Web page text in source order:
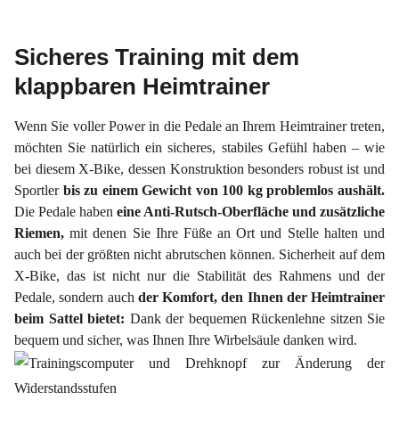
Sicheres Training mit dem
klappbaren Heimtrainer
Wenn Sie voller Power in die Pedale an Ihrem Heimtrainer treten,
möchten Sie natürlich ein sicheres, stabiles Gefühl haben – wie
bei diesem X-Bike, dessen Konstruktion besonders robust ist und
Sportler bis zu einem Gewicht von 100 kg problemlos aushält.
Die Pedale haben eine Anti-Rutsch-Oberfläche und zusätzliche
Riemen,mit denen Sie Ihre Füße an Ort und Stelle halten und
auch bei der größten nicht abrutschen können. Sicherheit auf dem
X-Bike, das ist nicht nur die Stabilität des Rahmens und der
Pedale, sondern auch der Komfort, den Ihnen der Heimtrainer
beim Sattel bietet: Dank der bequemen Rückenlehne sitzen Sie
bequem und sicher, was Ihnen Ihre Wirbelsäule danken wird.